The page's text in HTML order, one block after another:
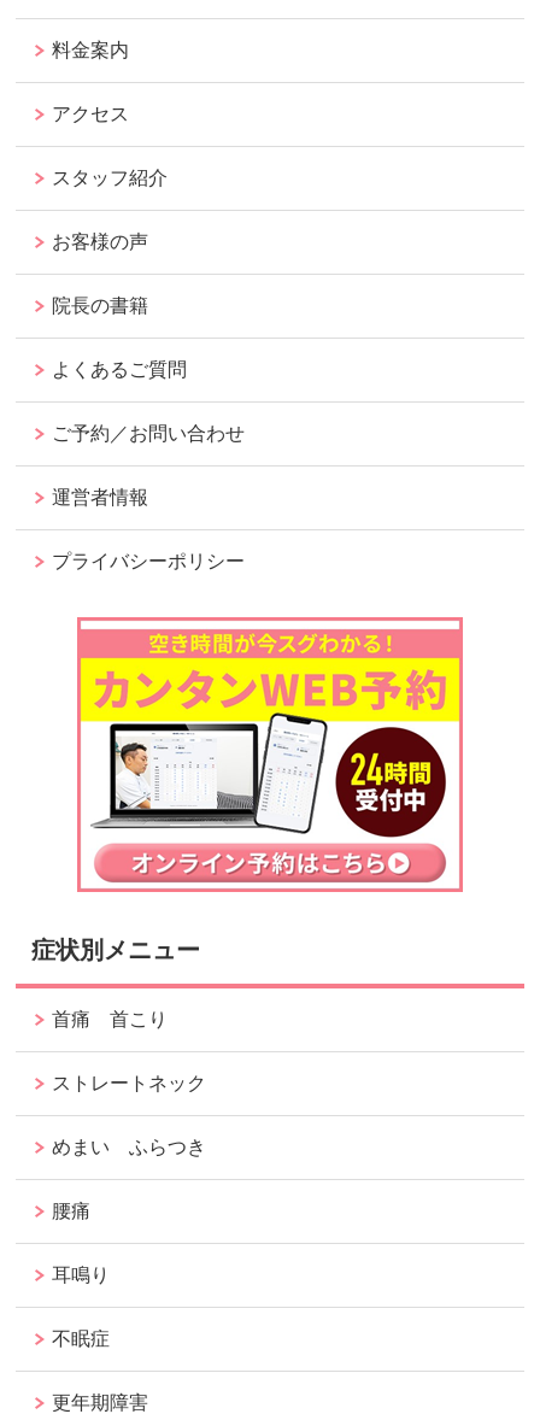
料金案内
アクセス
スタッフ紹介
お客様の声
院長の書籍
よくあるご質問
ご予約／お問い合わせ
運営者情報
プライバシーポリシー
症状別メニュー
首痛 首こり
ストレートネック
めまい ふらつき
腰痛
耳鳴り
不眠症
更年期障害